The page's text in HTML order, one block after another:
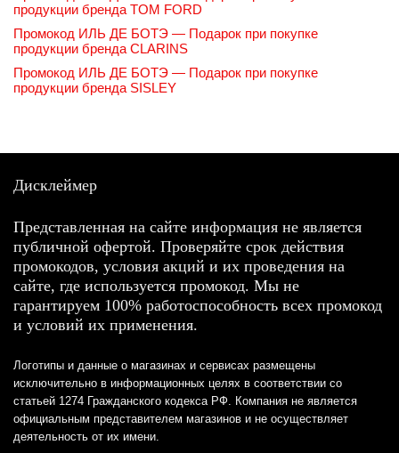
продукции бренда TOM FORD
Промокод ИЛЬ ДЕ БОТЭ — Подарок при покупке
продукции бренда CLARINS
Промокод ИЛЬ ДЕ БОТЭ — Подарок при покупке
продукции бренда SISLEY
Дисклеймер
Представленная на сайте информация не является
публичной офертой. Проверяйте срок действия
промокодов, условия акций и их проведения на
сайте, где используется промокод. Мы не
гарантируем 100% работоспособность всех промокод
и условий их применения.
Логотипы и данные о магазинах и сервисах размещены
исключительно в информационных целях в соответствии со
статьей 1274 Гражданского кодекса РФ. Компания не является
официальным представителем магазинов и не осуществляет
деятельность от их имени.